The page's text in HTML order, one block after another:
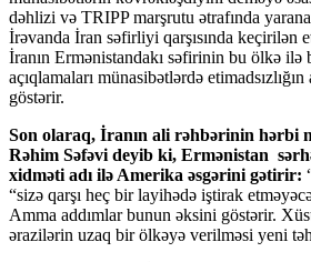
dəhlizi və TRIPP marşrutu ətrafında
İrəvanda İran səfirliyi qarşısında keçirilən
İranın Ermənistandakı səfirinin bu ölkə ilə
açıqlamaları münasibətlərdə etimadsızlığın
göstərir.
Son olaraq, İranın ali rəhbərinin hərbi
Rəhim Səfəvi deyib ki, Ermənistan
xidməti adı ilə Amerika əsgərini gətirir:
“sizə qarşı heç bir layihədə iştirak
Amma addımlar bunun əksini göstərir.
ərazilərin uzaq bir ölkəyə verilməsi yeni